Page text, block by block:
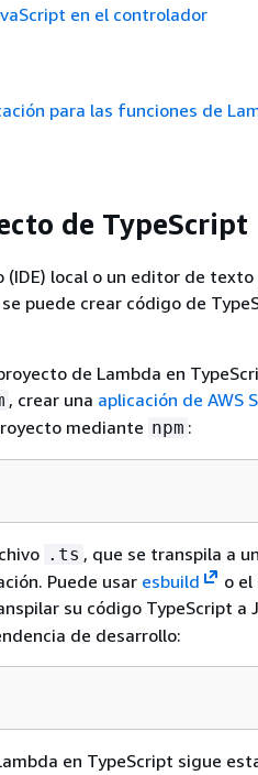
en el controlador
para las funciones de
de TypeScript
local o un editor de
puede crear código de
de Lambda en
, crear una aplicación de AWS
mediante npm :
.ts , que se transpila a
Puede usar esbuild
o el
su código TypeScript a
de desarrollo:
en TypeScript sigue